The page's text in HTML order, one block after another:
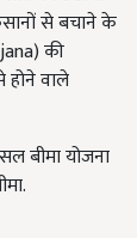
से बचाने के
की
वाले
बीमा योजना